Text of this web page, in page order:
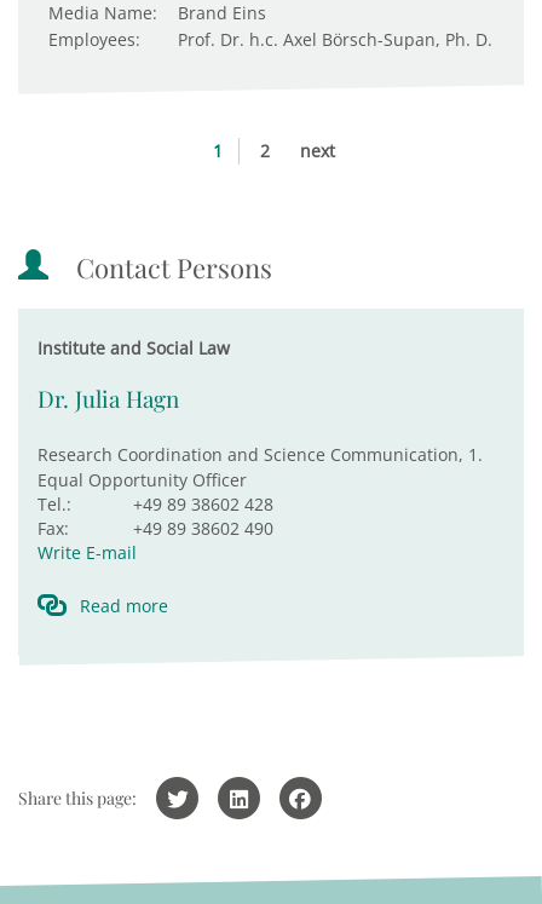
Media Name:
Brand Eins
Employees:
Prof. Dr. h.c. Axel Börsch-Supan, Ph. D.
1 2 next
Contact Persons
Institute and Social Law
Dr. Julia Hagn
Research Coordination and Science Communication, 1.
Equal Opportunity Officer
Tel.:
+49 89 38602 428
Fax:
+49 89 38602 490
Write E-mail
Read more
Share this page: